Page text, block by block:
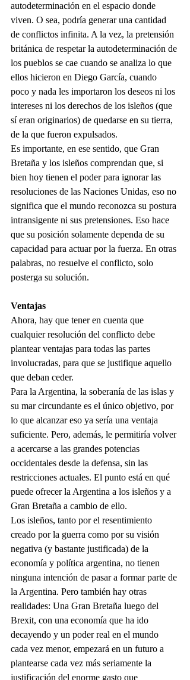
autodeterminación en el espacio donde
viven. O sea, podría generar una cantidad
de conflictos infinita. A la vez, la pretensión
británica de respetar la autodeterminación de
los pueblos se cae cuando se analiza lo que
ellos hicieron en Diego García, cuando
poco y nada les importaron los deseos ni los
intereses ni los derechos de los isleños (que
sí eran originarios) de quedarse en su tierra,
de la que fueron expulsados.
Es importante, en ese sentido, que Gran
Bretaña y los isleños comprendan que, si
bien hoy tienen el poder para ignorar las
resoluciones de las Naciones Unidas, eso no
significa que el mundo reconozca su postura
intransigente ni sus pretensiones. Eso hace
que su posición solamente dependa de su
capacidad para actuar por la fuerza. En otras
palabras, no resuelve el conflicto, solo
posterga su solución.
Ventajas
Ahora, hay que tener en cuenta que
cualquier resolución del conflicto debe
plantear ventajas para todas las partes
involucradas, para que se justifique aquello
que deban ceder.
Para la Argentina, la soberanía de las islas y
su mar circundante es el único objetivo, por
lo que alcanzar eso ya sería una ventaja
suficiente. Pero, además, le permitiría volver
a acercarse a las grandes potencias
occidentales desde la defensa, sin las
restricciones actuales. El punto está en qué
puede ofrecer la Argentina a los isleños y a
Gran Bretaña a cambio de ello.
Los isleños, tanto por el resentimiento
creado por la guerra como por su visión
negativa (y bastante justificada) de la
economía y política argentina, no tienen
ninguna intención de pasar a formar parte de
la Argentina. Pero también hay otras
realidades: Una Gran Bretaña luego del
Brexit, con una economía que ha ido
decayendo y un poder real en el mundo
cada vez menor, empezará en un futuro a
plantearse cada vez más seriamente la
justificación del enorme gasto que